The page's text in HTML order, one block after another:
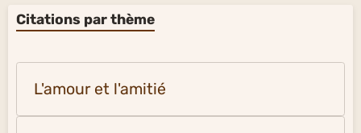
Citations par thème
L'amour et l'amitié